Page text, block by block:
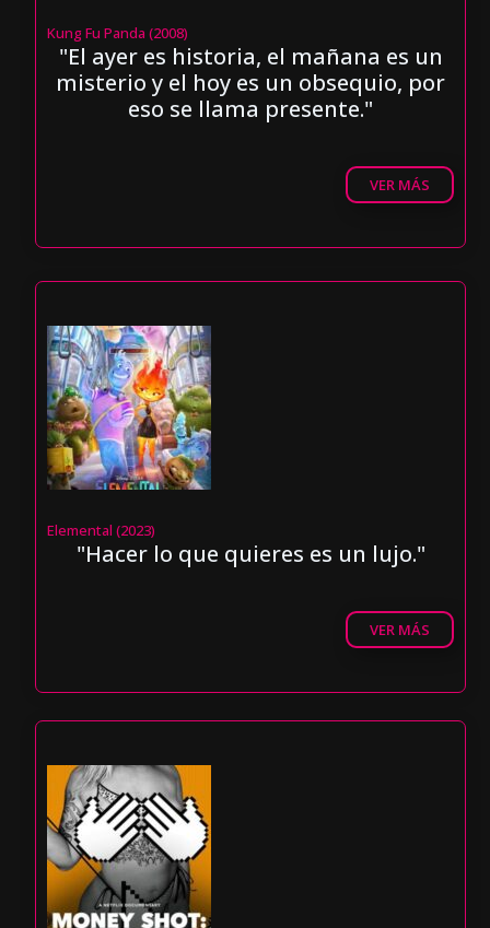
Kung Fu Panda (2008)
"El ayer es historia, el mañana es un
misterio y el hoy es un obsequio, por
eso se llama presente."
VER MÁS
Elemental (2023)
"Hacer lo que quieres es un lujo."
VER MÁS